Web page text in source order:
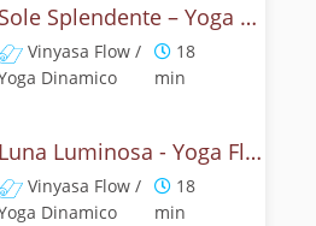
Sole Splendente – Yoga Flow del Risveglio
Vinyasa Flow /
Dinamico
18
min
Luna Luminosa - Yoga Flow delle Anche
Vinyasa Flow /
Dinamico
18
min